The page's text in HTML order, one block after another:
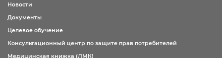
Новости
Документы
Целевое обучение
Консультационный центр по защите прав потребителей
Медицинская книжка (ЛМК)